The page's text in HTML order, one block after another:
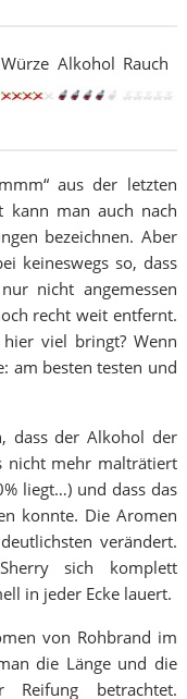
Würze Alkohol Rauch
aus der letzten
kann man auch nach
bezeichnen. Aber
keineswegs so, dass
nicht angemessen
recht weit entfernt.
viel bringt? Wenn
am besten testen und
dass der Alkohol der
nicht mehr malträtiert
liegt…) und dass das
konnte. Die Aromen
verändert.
sich komplett
in jeder Ecke lauert.
von Rohbrand im
die Länge und die
Reifung betrachtet.